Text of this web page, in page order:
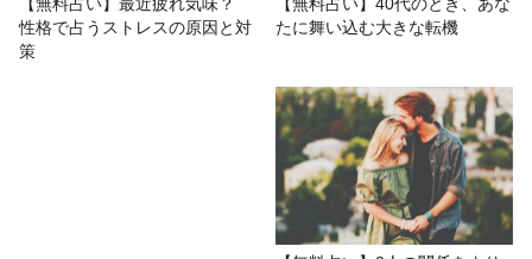
性格で占うストレスの原因と対
策
たに舞い込む大きな転機